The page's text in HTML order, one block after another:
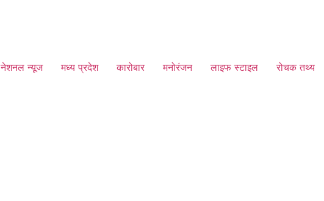
नेशनल न्यूज मध्य प्रदेश कारोबार मनोरंजन लाइफ स्टाइल रोचक तथ्य